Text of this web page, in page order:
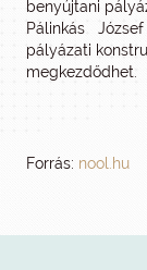
benyújtani
Pálinkás
pályázati
megkezdődhet.
Forrás: nool.hu